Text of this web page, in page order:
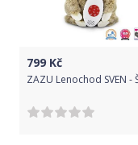
799 Kč